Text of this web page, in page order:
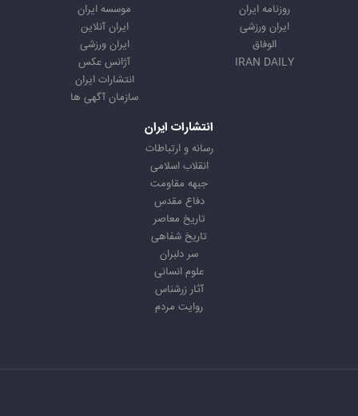
روزنامه ایران
ایران ورزشی
الوفاق
IRAN DAILY
موسسه ایران
ایران آنلاین
ایران ورزشی
آژانس عکس
انتشارات ایران
سازمان آگهی ها
انتشارات ایران
رسانه و ارتباطات
انقلاب اسلامی
جبهه مقاومت
دفاع مقدس
تاریخ معاصر
تاریخ شفاهی
سر دلبران
علوم انسانی
آثار زرشناس
روایت مردم